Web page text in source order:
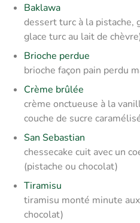
Baklawa
dessert turc à la pistache,
glace turc au lait de
Brioche perdue
brioche façon pain perdu
Crème brûlée
crème onctueuse à la
couche de sucre
San Sebastian
chessecake cuit avec un
(pistache ou chocolat)
Tiramisu
tiramisu monté minute
chocolat)